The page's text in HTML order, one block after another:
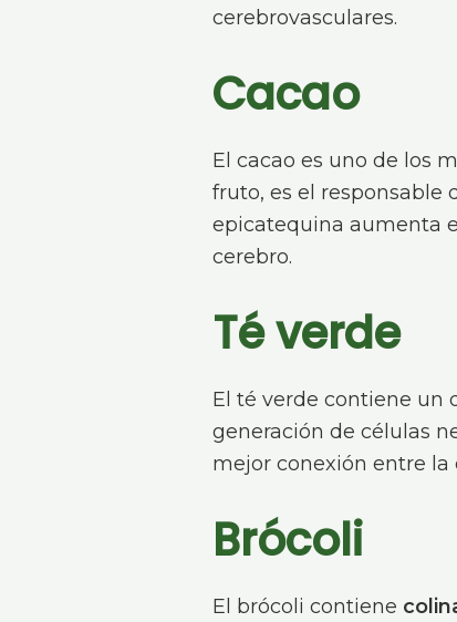
cerebrovasculares.
Cacao
El cacao es uno de los
fruto, es el responsable
epicatequina aumenta
cerebro.
Té verde
El té verde contiene un
generación de células
mejor conexión entre
Brócoli
El brócoli contiene